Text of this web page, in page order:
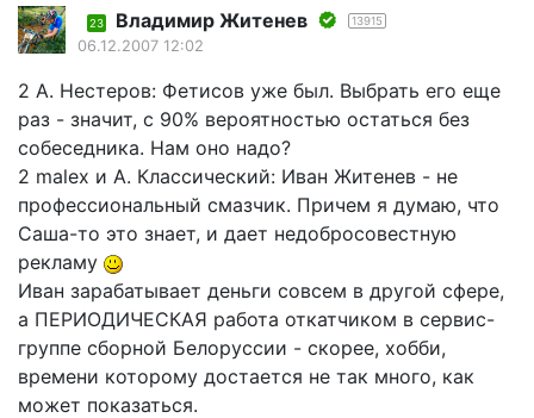
23 Владимир Житенев 13915
06.12.2007 12:02
2 А. Нестеров: Фетисов уже был. Выбрать его еще
раз - значит, с 90% вероятностью остаться без
собеседника. Нам оно надо?
2 malex и А. Классический: Иван Житенев - не
профессиональный смазчик. Причем я думаю, что
Саша-то это знает, и дает недобросовестную
рекламу
Иван зарабатывает деньги совсем в другой сфере,
а ПЕРИОДИЧЕСКАЯ работа откатчиком в сервис-
группе сборной Белоруссии - скорее, хобби,
времени которому достается не так много, как
может показаться.